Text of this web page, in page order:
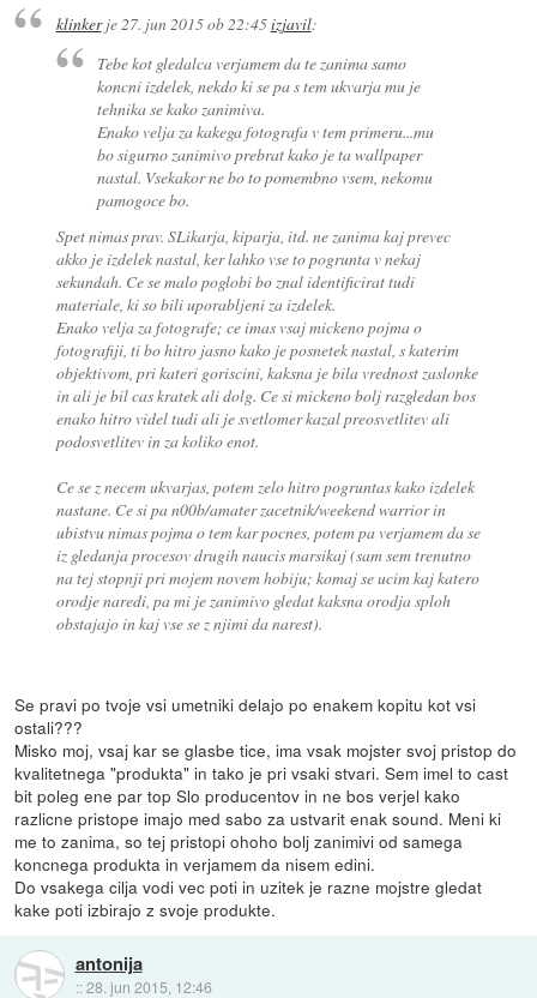
klinkerje27. jun 2015 ob 22:45izjavil:
Tebe kot gledalca verjamem da te zanima samo
koncni izdelek, nekdo ki se pa s tem ukvarja mu je
tehnika se kako zanimiva.
Enako velja za kakega fotografa v tem primeru...mu
bo sigurno zanimivo prebrat kako je ta wallpaper
nastal. Vsekakor ne bo to pomembno vsem, nekomu
pamogoce bo.
Spet nimas prav. SLikarja, kiparja, itd. ne zanima kaj prevec
akko je izdelek nastal, ker lahko vse to pogrunta v nekaj
sekundah. Ce se malo poglobi bo znal identificirat tudi
materiale, ki so bili uporabljeni za izdelek.
Enako velja za fotografe; ce imas vsaj mickeno pojma o
fotografiji, ti bo hitro jasno kako je posnetek nastal, s katerim
objektivom, pri kateri goriscini, kaksna je bila vrednost zaslonke
in ali je bil cas kratek ali dolg. Ce si mickeno bolj razgledan bos
enako hitro videl tudi ali je svetlomer kazal preosvetlitev ali
podosvetlitev in za koliko enot.
Ce se z necem ukvarjas, potem zelo hitro pogruntas kako izdelek
nastane. Ce si pa n00b/amater zacetnik/weekend warrior in
ubistvu nimas pojma o tem kar pocnes, potem pa verjamem da se
iz gledanja procesov drugih naucis marsikaj (sam sem trenutno
na tej stopnji pri mojem novem hobiju; komaj se ucim kaj katero
orodje naredi, pa mi je zanimivo gledat kaksna orodja sploh
obstajajo in kaj vse se z njimi da narest).
Se pravi po tvoje vsi umetniki delajo po enakem kopitu kot vsi
ostali???
Misko moj, vsaj kar se glasbe tice, ima vsak mojster svoj pristop do
kvalitetnega "produkta" in tako je pri vsaki stvari. Sem imel to cast
bit poleg ene par top Slo producentov in ne bos verjel kako
razlicne pristope imajo med sabo za ustvarit enak sound. Meni ki
me to zanima, so tej pristopi ohoho bolj zanimivi od samega
koncnega produkta in verjamem da nisem edini.
Do vsakega cilja vodi vec poti in uzitek je razne mojstre gledat
kake poti izbirajo z svoje produkte.
antonija
::28. jun 2015, 12:46